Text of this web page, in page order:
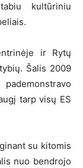
kultūriniu
ir Rytų
Šalis 2009
tarp visų ES
su kitomis
nuo bendrojo